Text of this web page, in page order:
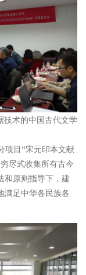
技术的中国古代文学
项目“宋元印本文献
尽式收集所有古今
和原则指导下，建
满足中华各民族各